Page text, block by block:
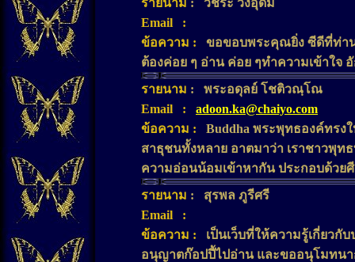
รายนาม : วัชระ วังอุดม
Email :
ข้อความ :
ขอขอบพระคุณยิ่ง ซีดีที่ท่าน
ต้องค่อย ๆ อ่าน ค่อย ๆทำความเข้าใจ
รายนาม : พระอดุลย์ โชติวณฺโณ
Email : adoon.ka@chaiyo.com
ข้อความ : Buddha พระพุทธองค์ทรง
สาธุชนทั้งหลาย อาตมาว่า เราชาวพุ
ความอ่อนน้อมเข้าหากัน ประกอบด้วย
รายนาม : สุรพล ภูรีศรี
Email
:
ข้อความ : เป็นเว็บที่ให้ความรู้เกี่ยวกั
อนุญาตก๊อปปี้ไปอ่าน และขออนุโมทน